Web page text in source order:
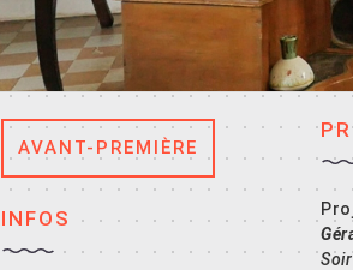
AVANT-PREMIÈRE
INFOS